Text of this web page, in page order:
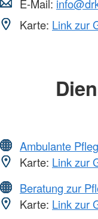
E-Mail:
Karte: Link zur
Ambulante
Karte: Link zur
Beratung zur
Karte: Link zur